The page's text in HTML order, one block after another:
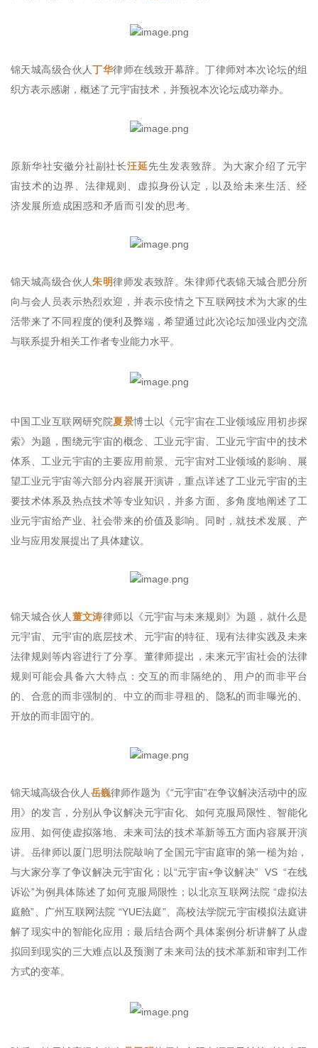
锦天城高级合伙人丁华律师在线致开幕辞。丁律师对本次论坛的组
织方表示感谢，概述了元宇宙技术，并预祝本次论坛成功举办。
原新华社安徽分社副社长汪延先生发表致辞。为大家介绍了元宇
宙技术的边界、法律规则、虚拟身份认定，以及给未来生活、经
济发展所造成困惑和矛盾而引发的思考。
锦天城高级合伙人朱明律师发表致辞。朱律师代表锦天城合肥分所
向与会人员表示热烈欢迎，并表示疫情之下互联网技术为大家的生
活带来了不同程度的便利及弊端，希望通过此次论坛加强业内交流
与联系提升相关工作者专业能力水平。
中国工业互联网研究院夏景博士以《元宇宙在工业领域应用初步探
索》为题，围绕元宇宙的概念、工业元宇宙、工业元宇宙中的技术
体系、工业元宇宙的主要应用前景、元宇宙对工业领域的影响、展
望工业元宇宙等六部分内容展开演讲，重点详述了工业元宇宙的主
要技术体系及热点技术等专业知识，并多方面、多角度地阐述了工
业元宇宙给产业、社会带来的价值及影响。同时，就技术发展、产
业与应用发展提出了具体建议。
锦天城合伙人董文涛律师以《元宇宙与未来规则》为题，就什么是
元宇宙、元宇宙的底层技术、元宇宙的特征、现有法律实践及未来
法律规则等内容进行了分享。董律师提出，未来元宇宙社会的法律
规则可能会具备六大特点：交互的而非隔绝的、用户的而非平台
的、合意的而非强制的、中立的而非寻租的、隐私的而非曝光的、
开放的而非固守的。
锦天城高级合伙人 岳巍律师作题为《“元宇宙”在争议解决活动中的应
用》的发言，分别从争议解决元宇宙化、如何克服局限性、智能化
应用、如何使虚拟落地、未来司法的技术革新等五方面内容展开演
讲。岳律师以厦门思明法院敲响了全国元宇宙庭审的第一槌为始，
与大家分享了争议解决元宇宙化；以“元宇宙+争议解决” VS “在线
诉讼”为例具体陈述了如何克服局限性；以北京互联网法院 “虚拟法
庭舱”、广州互联网法院 “YUE法庭”、高校法学院元宇宙模拟法庭讲
解了现实中的智能化应用；最后结合两个具体案例分析讲解了从虚
拟回到现实的三大难点以及预测了未来司法的技术革新和审判工作
方式的变革。